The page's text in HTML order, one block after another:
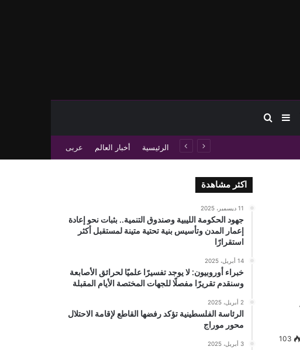
إضافة عمود جانبي
بحث عن
الرئيسية أخبار العالم عربى
103
اكثر مشاهدة
11 ديسمبر، 2025
جهود الحكومة الليبية وصندوق التنمية.. بثبات نحو إعادة
إعمار المدن وتأسيس بنية تحتية متينة لمستقبل أكثر
استقرارًا
14 أبريل، 2025
خبراء أوروبيون: لا يوجد تفسيرًا علميًا لحرائق الأصابعة
وسنقدم تقريرًا مفصلًا للجهات المختصة الأيام المقبلة
2 أبريل، 2025
الرئاسة الفلسطينية تؤكد رفضها القاطع لإقامة الاحتلال
محور موراج
3 أبريل، 2025